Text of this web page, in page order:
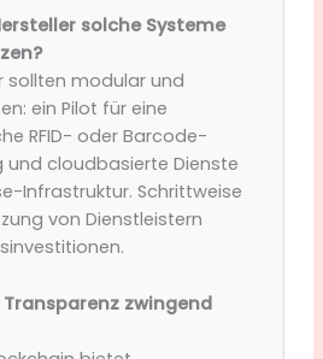
solche Systeme
sollten modular und
ein Pilot für eine
RFID- oder Barcode-
und cloudbasierte Dienste
Infrastruktur. Schrittweise
von Dienstleistern
zwingend